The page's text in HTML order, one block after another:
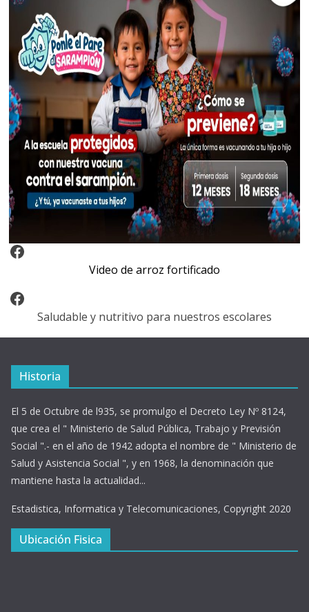
Video Arroz Fortificado
Video de arroz fortificado
Facebook
Saludable y nutritivo para nuestros escolares
Historia
El 5 de Octubre de l935, se promulgo el Decreto Ley Nº 8124,
que crea el " Ministerio de Salud Pública, Trabajo y Previsión
Social ".- en el año de 1942 adopta el nombre de " Ministerio de
Salud y Asistencia Social ", y en 1968, la denominación que
mantiene hasta la actualidad...
Estadistica, Informatica y Telecomunicaciones, Copyright 2020
Ubicación Fisica